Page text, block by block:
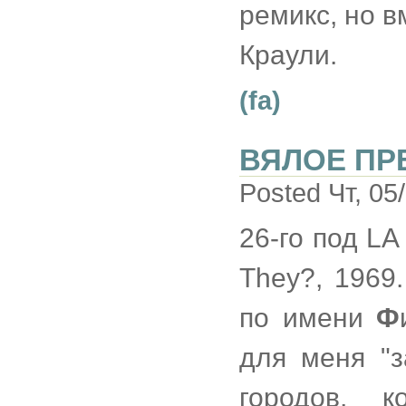
ремикс, но
Краули.
(fa)
ВЯЛОЕ
Posted Чт,
26-го под
They?,
по имени Ф
для меня
городов,